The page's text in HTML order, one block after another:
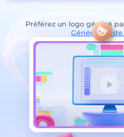
Préférez un logo généré
Générateur de